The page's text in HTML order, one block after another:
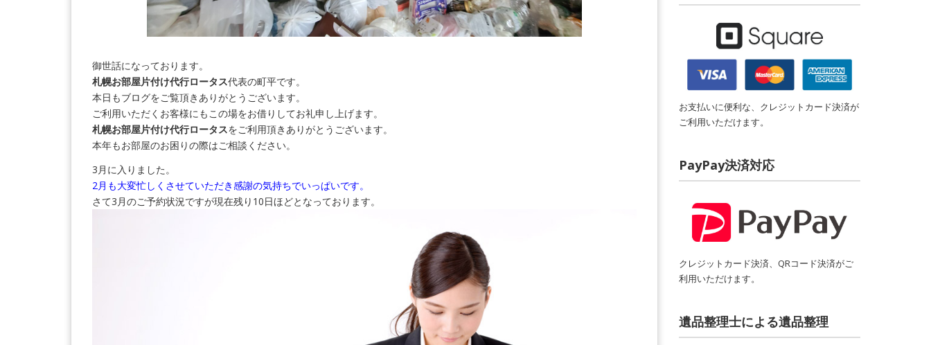
御世話になっております。
札幌お部屋片付け代行ロータス代表の町平です。
本日もブログをご覧頂きありがとうございます。
ご利用いただくお客様にもこの場をお借りしてお礼申し上げます。
札幌お部屋片付け代行ロータスをご利用頂きありがとうございます。
本年もお部屋のお困りの際はご相談ください。
3月に入りました。
2月も大変忙しくさせていただき感謝の気持ちでいっぱいです。
さて3月のご予約状況ですが現在残り10日ほどとなっております。
お支払いに便利な、クレジットカード決済が
ご利用いただけます。
PayPay決済対応
クレジットカード決済、QRコード決済がご
利用いただけます。
遺品整理士による遺品整理